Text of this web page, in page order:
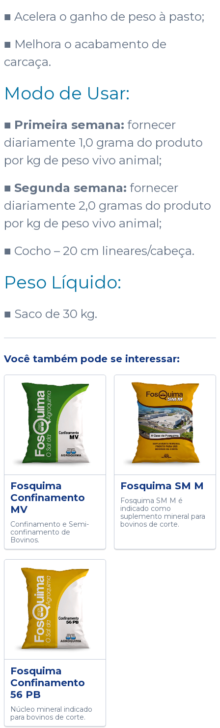
■ Acelera o ganho de peso à pasto;
■ Melhora o acabamento de
carcaça.
Modo de Usar:
■ Primeira semana: fornecer
diariamente 1,0 grama do produto
por kg de peso vivo animal;
■ Segunda semana: fornecer
diariamente 2,0 gramas do produto
por kg de peso vivo animal;
■ Cocho – 20 cm lineares/cabeça.
Peso Líquido:
■ Saco de 30 kg.
Você também pode se interessar:
Fosquima
Confinamento
MV
Confinamento e Semi-
confinamento de
Bovinos.
Fosquima SM M
Fosquima SM M é
indicado como
suplemento mineral para
bovinos de corte.
Fosquima
Confinamento
56 PB
Núcleo mineral indicado
para bovinos de corte.